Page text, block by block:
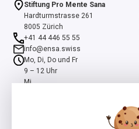
Stiftung Pro Mente Sana
Hardturmstrasse 261
8005 Zürich
+41 44 446 55 55
info@ensa.swiss
Mo, Di, Do und Fr
9 – 12 Uhr
Mi